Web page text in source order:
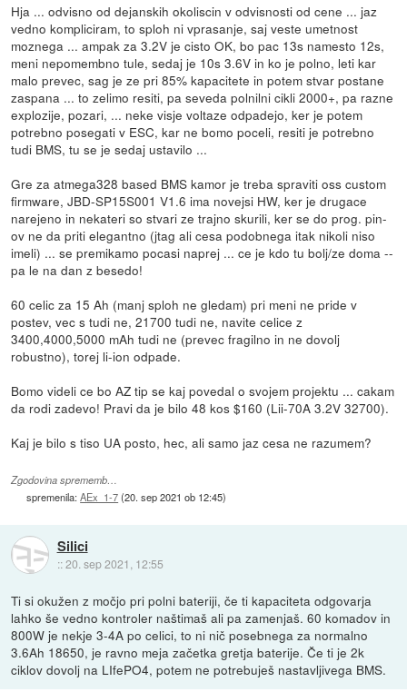
Hja ... odvisno od dejanskih okoliscin v odvisnosti od cene ... jaz
vedno kompliciram, to sploh ni vprasanje, saj veste umetnost
moznega ... ampak za 3.2V je cisto OK, bo pac 13s namesto 12s,
meni nepomembno tule, sedaj je 10s 3.6V in ko je polno, leti kar
malo prevec, sag je ze pri 85% kapacitete in potem stvar postane
zaspana ... to zelimo resiti, pa seveda polnilni cikli 2000+, pa razne
explozije, pozari, ... neke visje voltaze odpadejo, ker je potem
potrebno posegati v ESC, kar ne bomo poceli, resiti je potrebno
tudi BMS, tu se je sedaj ustavilo ...
Gre za atmega328 based BMS kamor je treba spraviti oss custom
firmware, JBD-SP15S001 V1.6 ima novejsi HW, ker je drugace
narejeno in nekateri so stvari ze trajno skurili, ker se do prog. pin-
ov ne da priti elegantno (jtag ali cesa podobnega itak nikoli niso
imeli) ... se premikamo pocasi naprej ... ce je kdo tu bolj/ze doma --
pa le na dan z besedo!
60 celic za 15 Ah (manj sploh ne gledam) pri meni ne pride v
postev, vec s tudi ne, 21700 tudi ne, navite celice z
3400,4000,5000 mAh tudi ne (prevec fragilno in ne dovolj
robustno), torej li-ion odpade.
Bomo videli ce bo AZ tip se kaj povedal o svojem projektu ... cakam
da rodi zadevo! Pravi da je bilo 48 kos $160 (Lii-70A 3.2V 32700).
Kaj je bilo s tiso UA posto, hec, ali samo jaz cesa ne razumem?
Zgodovina sprememb…
spremenila:AEx_1-7(20. sep 2021 ob 12:45)
Silici
::20. sep 2021, 12:55
Ti si okužen z močjo pri polni bateriji, če ti kapaciteta odgovarja
lahko še vedno kontroler naštimaš ali pa zamenjaš. 60 komadov in
800W je nekje 3-4A po celici, to ni nič posebnega za normalno
3.6Ah 18650, je ravno meja začetka gretja baterije. Če ti je 2k
ciklov dovolj na LIfePO4, potem ne potrebuješ nastavljivega BMS.